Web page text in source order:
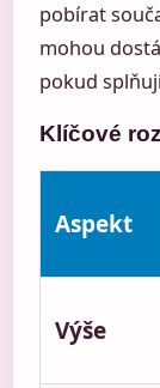
pobírat
mohou
pokud
Klíčové
Aspekt
Výše